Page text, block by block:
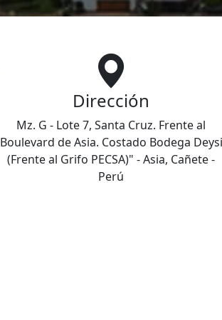
Dirección
Mz. G - Lote 7, Santa Cruz. Frente al
Boulevard de Asia. Costado Bodega Deysi
(Frente al Grifo PECSA)" -Asia, Cañete-
Perú